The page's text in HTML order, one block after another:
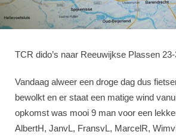
TCR dido’s naar Reeuwijkse Plassen
Vandaag alweer een droge dag dus
bewolkt en er staat een matige wind
opkomst was mooi 9 man voor een
AlbertH, JanvL, FransvL, MarcelR,